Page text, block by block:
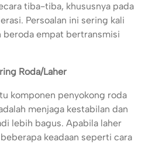
tiba-tiba, khususnya pada
Persoalan ini sering kali
beroda empat bertransmisi
Roda/Laher
komponen penyokong roda
menjaga kestabilan dan
lebih bagus. Apabila laher
keadaan seperti cara